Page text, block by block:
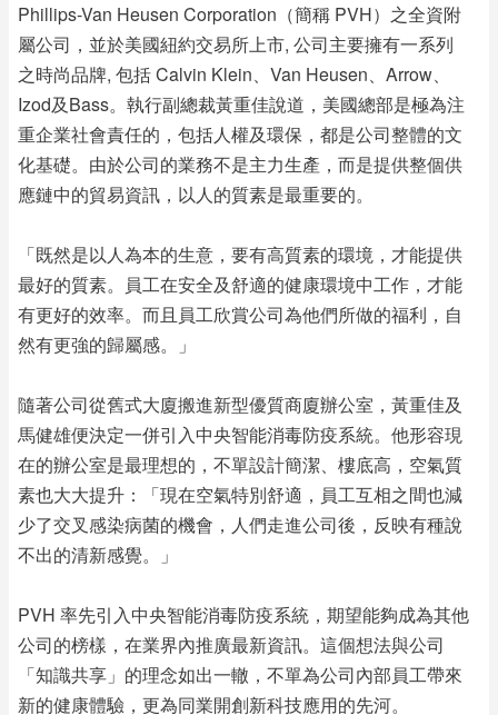
Phillips-Van Heusen Corporation（簡稱 PVH）之全資附
屬公司，並於美國紐約交易所上市, 公司主要擁有一系列
之時尚品牌, 包括 Calvin Klein、Van Heusen、Arrow、
Izod及Bass。執行副總裁黃重佳說道，美國總部是極為注
重企業社會責任的，包括人權及環保，都是公司整體的文
化基礎。由於公司的業務不是主力生產，而是提供整個供
應鏈中的貿易資訊，以人的質素是最重要的。
「既然是以人為本的生意，要有高質素的環境，才能提供
最好的質素。員工在安全及舒適的健康環境中工作，才能
有更好的效率。而且員工欣賞公司為他們所做的福利，自
然有更強的歸屬感。」
隨著公司從舊式大廈搬進新型優質商廈辦公室，黃重佳及
馬健雄便決定一併引入中央智能消毒防疫系統。他形容現
在的辦公室是最理想的，不單設計簡潔、樓底高，空氣質
素也大大提升：「現在空氣特別舒適，員工互相之間也減
少了交叉感染病菌的機會，人們走進公司後，反映有種說
不出的清新感覺。」
PVH 率先引入中央智能消毒防疫系統，期望能夠成為其他
公司的榜樣，在業界內推廣最新資訊。這個想法與公司
「知識共享」的理念如出一轍，不單為公司內部員工帶來
新的健康體驗，更為同業開創新科技應用的先河。